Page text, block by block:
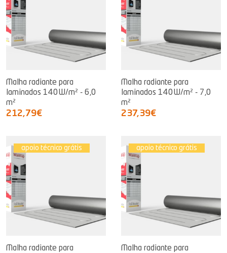
Malha radiante para
laminados 140W/m² - 6,0
m²
212,79€
Malha radiante para
laminados 140W/m² - 7,0
m²
237,39€
apoio técnico grátis
Malha radiante para
apoio técnico grátis
Malha radiante para